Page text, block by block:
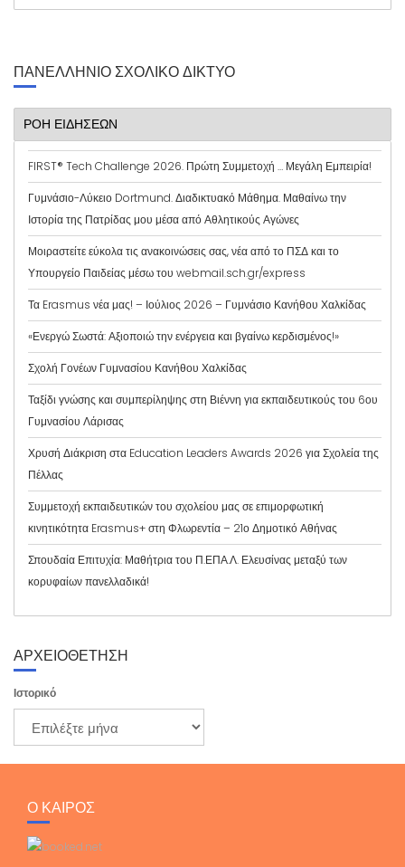
ΠΑΝΕΛΛΉΝΙΟ ΣΧΟΛΙΚΌ ΔΊΚΤΥΟ
ΡΟΗ ΕΙΔΗΣΕΩΝ
FIRST® Tech Challenge 2026. Πρώτη Συμμετοχή … Μεγάλη Εμπειρία!
Γυμνάσιο-Λύκειο Dortmund. Διαδικτυακό Μάθημα. Μαθαίνω την
Ιστορία της Πατρίδας μου μέσα από Αθλητικούς Αγώνες
Μοιραστείτε εύκολα τις ανακοινώσεις σας, νέα από το ΠΣΔ και το
Υπουργείο Παιδείας μέσω του webmail.sch.gr/express
Τα Erasmus νέα μας! – Ιούλιος 2026 – Γυμνάσιο Κανήθου Χαλκίδας
«Ενεργώ Σωστά: Αξιοποιώ την ενέργεια και βγαίνω κερδισμένος!»
Σχολή Γονέων Γυμνασίου Κανήθου Χαλκίδας
Ταξίδι γνώσης και συμπερίληψης στη Βιέννη για εκπαιδευτικούς του 6ου
Γυμνασίου Λάρισας
Χρυσή Διάκριση στα Education Leaders Awards 2026 για Σχολεία της
Πέλλας
Συμμετοχή εκπαιδευτικών του σχολείου μας σε επιμορφωτική
κινητικότητα Erasmus+ στη Φλωρεντία – 21ο Δημοτικό Αθήνας
Σπουδαία Επιτυχία: Μαθήτρια του Π.ΕΠΑ.Λ. Ελευσίνας μεταξύ των
κορυφαίων πανελλαδικά!
ΑΡΧΕΙΟΘΕΤΗΣΗ
Ιστορικό
Ο ΚΑΙΡΟΣ